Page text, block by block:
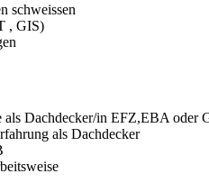
schweissen
, GIS)
als Dachdecker/in EFZ,EBA oder
als Dachdecker